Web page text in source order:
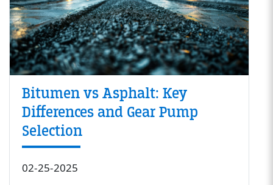
Bitumen vs Asphalt: Key
Differences and Gear Pump
Selection
02-25-2025